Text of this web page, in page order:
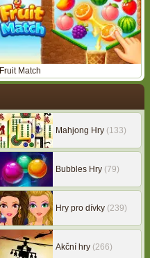
Fruit Match
Mahjong Hry (133)
Bubbles Hry (79)
Hry pro dívky (239)
Akční hry (266)